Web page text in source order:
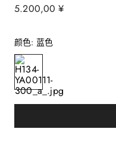
¥
5 ,
200
. 00
颜色: 蓝色